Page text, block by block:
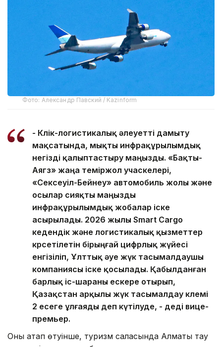
Фото: Александр Павский / Kazinform
- Көлік-логистикалық әлеуетті дамыту
мақсатында, мықты инфрақұрылымдық
негізді қалыптастыру маңызды. «Бақты-
Аягөз» жаңа теміржол учаскелері,
«Сексеуіл-Бейнеу» автомобиль жолы және
осылар сияқты маңызды
инфрақұрылымдық жобалар іске
асырылады. 2026 жылы Smart Cargo
кедендік және логистикалық қызметтер
көрсетілетін бірыңғай цифрлық жүйесі
енгізіліп, Ұлттық әуе жүк тасымалдаушы
компаниясы іске қосылады. Қабылданған
барлық іс-шараны ескере отырып,
Қазақстан арқылы жүк тасымалдау көлемі
2 есеге ұлғаяды деп күтілуде, - деді вице-
премьер.
Оның атап өтуінше, туризм саласында Алматы тау